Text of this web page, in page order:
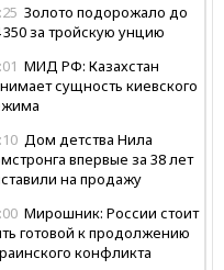
Золото подорожало до
350 за тройскую унцию
МИД РФ: Казахстан
сущность киевского
Дом детства Нила
впервые за 38 лет
на продажу
Мирошник: России стоит
готовой к продолжению
конфликта